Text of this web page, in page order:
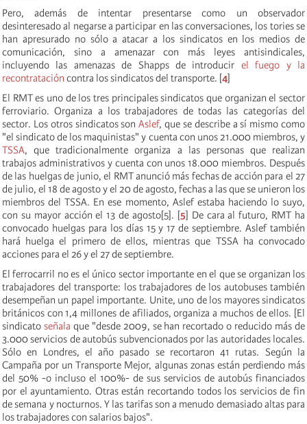
Pero, además de intentar presentarse como un observador
desinteresado al negarse a participar en las conversaciones, los tories se
han apresurado no sólo a atacar a los sindicatos en los medios de
comunicación, sino a amenazar con más leyes antisindicales,
incluyendo las amenazas de Shapps de introducir el fuego y la
recontratación contra los sindicatos del transporte. [4]
El RMT es uno de los tres principales sindicatos que organizan el sector
ferroviario. Organiza a los trabajadores de todas las categorías del
sector. Los otros sindicatos sonAslef, que se describe a sí mismo como
"el sindicato de los maquinistas" y cuenta con unos 21.000 miembros, y
TSSA, que tradicionalmente organiza a las personas que realizan
trabajos administrativos y cuenta con unos 18.000 miembros. Después
de las huelgas de junio, el RMT anunció más fechas de acción para el 27
de julio, el 18 de agosto y el 20 de agosto, fechas a las que se unieron los
miembros del TSSA. En ese momento, Aslef estaba haciendo lo suyo,
con su mayor acción el 13 de agosto[5]. [5] De cara al futuro, RMT ha
convocado huelgas para los días 15 y 17 de septiembre. Aslef también
hará huelga el primero de ellos, mientras que TSSA ha convocado
acciones para el 26 y el 27 de septiembre.
El ferrocarril no es el único sector importante en el que se organizan los
trabajadores del transporte: los trabajadores de los autobuses también
desempeñan un papel importante. Unite, uno de los mayores sindicatos
británicos con 1,4 millones de afiliados, organiza a muchos de ellos. [El
sindicato señala que "desde 2009, se han recortado o reducido más de
3.000 servicios de autobús subvencionados por las autoridades locales.
Sólo en Londres, el año pasado se recortaron 41 rutas. Según la
Campaña por un Transporte Mejor, algunas zonas están perdiendo más
del 50% -o incluso el 100%- de sus servicios de autobús financiados
por el ayuntamiento. Otras están recortando todos los servicios de fin
de semana y nocturnos. Y las tarifas son a menudo demasiado altas para
los trabajadores con salarios bajos".